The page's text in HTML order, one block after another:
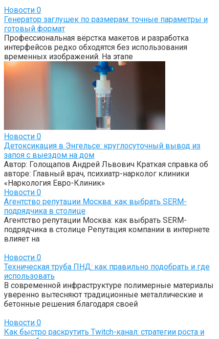
Новости 0
Генератор заглушек по размерам: точные параметры и
готовый формат
Профессиональная вёрстка макетов и разработка
интерфейсов редко обходятся без использования
временных изображений. На этапе
Новости 0
Детоксикация в Энгельсе: круглосуточный вывод из
запоя с выездом на дом
Автор: Голощапов Андрей Львович Краткая справка об
авторе: Главный врач, психиатр-нарколог клиники
«Наркология Евро-Клиник»
Новости 0
Агентство репутации Москва: как выбрать SERM-
подрядчика в столице
Агентство репутации Москва: как выбрать SERM-
подрядчика в столице Репутация компании в интернете
влияет на
Новости 0
Техническая труба ПНД: как правильно подобрать и где
использовать
В современной инфраструктуре полимерные материалы
уверенно вытесняют традиционные металлические и
бетонные решения благодаря своей
Новости 0
Как быстро раскрутить Twitch-канал: стратегии роста и